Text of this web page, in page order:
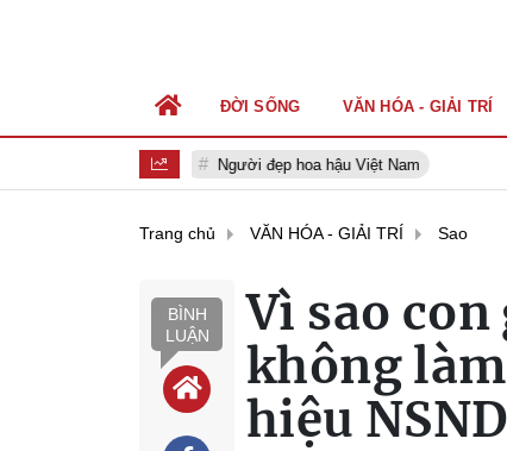
Người đẹp hoa hậu Việt Nam
ĐỜI SỐNG VĂN HÓA - GIẢI TRÍ
Trang chủ VĂN HÓA - GIẢI TRÍ Sao
BÌNH
LUẬN
Vì sao con
không
hiệu